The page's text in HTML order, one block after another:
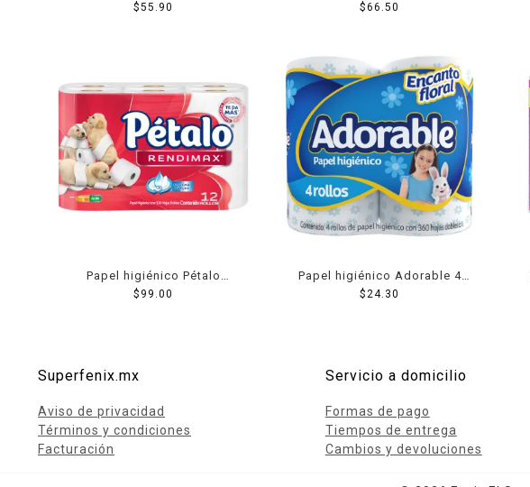
pack 6 rollos de 500 hojas
$55.90
rollos de 600 hojas dobles
$66.50
Papel higiénico Pétalo
Rendimax 12 rollos de 320
$ 99.00
Papel higiénico Adorable 4
rollos de 360 hojas dobles
$ 24.30
Superfenix.mx
Aviso de privacidad
Términos y condiciones
Facturación
Servicio a domicilio
Formas de pago
Tiempos de entrega
Cambios y devoluciones